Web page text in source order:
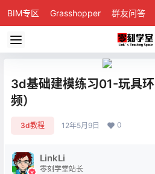
BIM专区 Grasshopper 群友问答
3d基础建模练习01-玩具
频）
3d教程 12年5月9日 0
LinkLi
零刻学堂站长